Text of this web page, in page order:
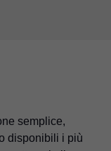
semplice,
disponibili i più